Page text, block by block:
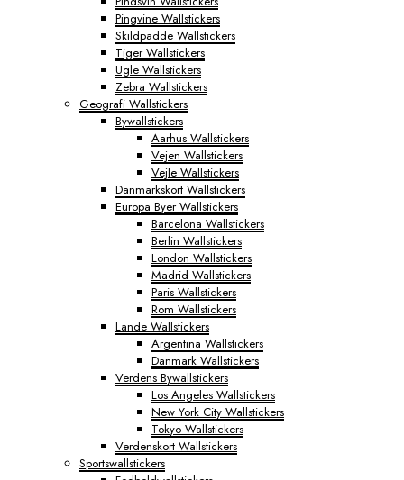
Pingvine Wallstickers
Skildpadde Wallstickers
Tiger Wallstickers
Ugle Wallstickers
Zebra Wallstickers
Geografi Wallstickers
Bywallstickers
Aarhus Wallstickers
Vejen Wallstickers
Vejle Wallstickers
Danmarkskort Wallstickers
Europa Byer Wallstickers
Barcelona Wallstickers
Berlin Wallstickers
London Wallstickers
Madrid Wallstickers
Paris Wallstickers
Rom Wallstickers
Lande Wallstickers
Argentina Wallstickers
Danmark Wallstickers
Verdens Bywallstickers
Los Angeles Wallstickers
New York City Wallstickers
Tokyo Wallstickers
Verdenskort Wallstickers
Sportswallstickers